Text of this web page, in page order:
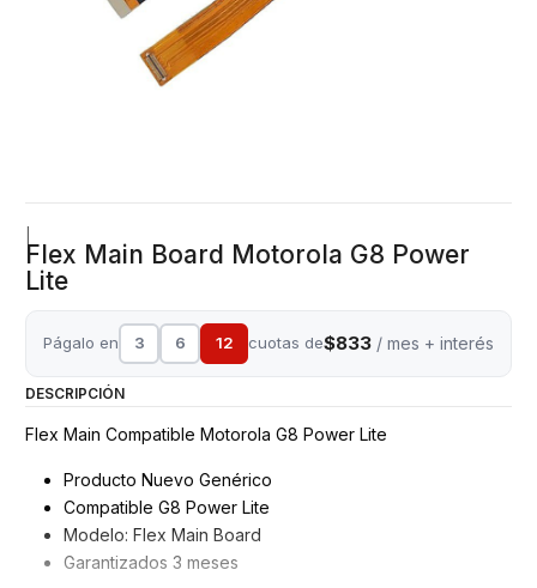
Flex Main Board Motorola G8 Power
Lite
Págalo en 3 6 12 cuotas de$833 / mes + interés
DESCRIPCIÓN
Flex Main Compatible Motorola G8 Power Lite
Producto Nuevo Genérico
Compatible G8 Power Lite
Modelo: Flex Main Board
Garantizados 3 meses